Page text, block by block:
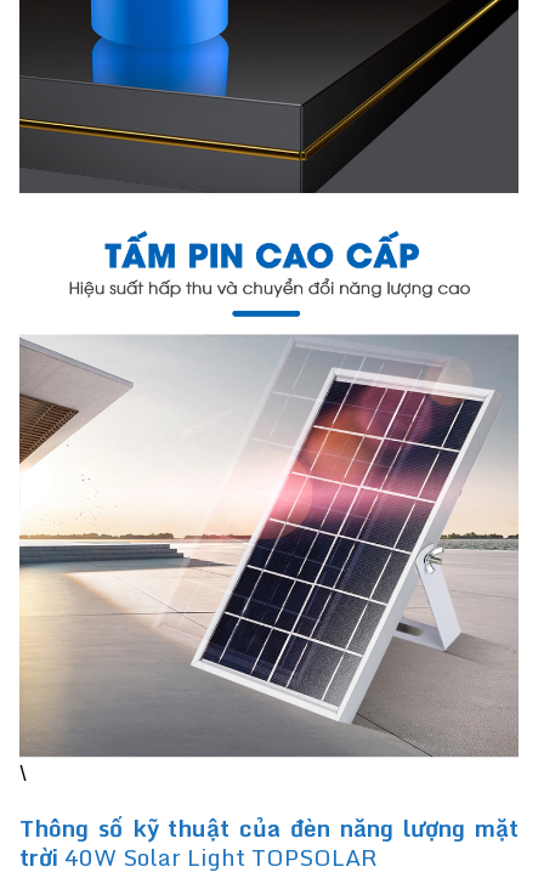
\
Thông số kỹ thuật của đèn năng lượng mặt
trời 40W Solar Light TOPSOLAR